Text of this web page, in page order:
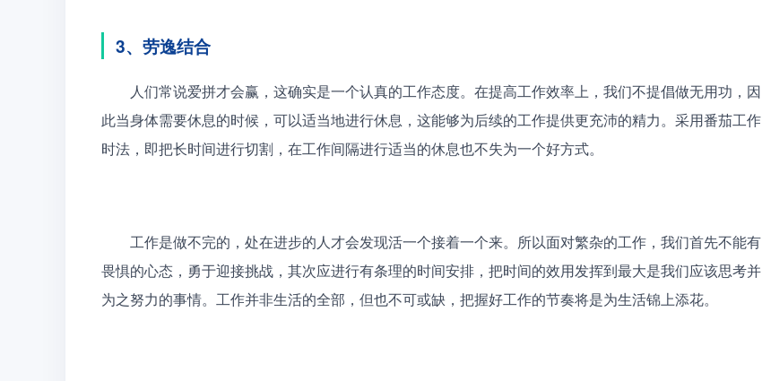
3、劳逸结合
人们常说爱拼才会赢，这确实是一个认真的工作态度。在提高工作效率上，我们不提倡做无用功，因
此当身体需要休息的时候，可以适当地进行休息，这能够为后续的工作提供更充沛的精力。采用番茄工作
时法，即把长时间进行切割，在工作间隔进行适当的休息也不失为一个好方式。
工作是做不完的，处在进步的人才会发现活一个接着一个来。所以面对繁杂的工作，我们首先不能有
畏惧的心态，勇于迎接挑战，其次应进行有条理的时间安排，把时间的效用发挥到最大是我们应该思考并
为之努力的事情。工作并非生活的全部，但也不可或缺，把握好工作的节奏将是为生活锦上添花。